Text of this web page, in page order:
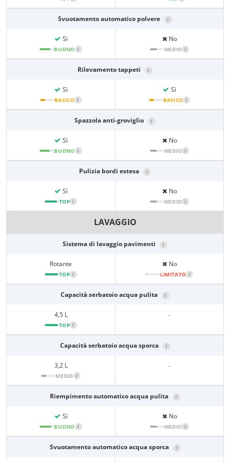
Svuotamento automatico polvere i
Sì
BUONO i
No
MEDIO i
Rilevamento tappeti i
Sì
BASICO i
Sì
BASICO i
Spazzola anti-groviglio i
Sì
BUONO i
No
MEDIO i
Pulizia bordi estesa i
Sì
TOP i
No
MEDIO i
LAVAGGIO
Sistema di lavaggio pavimenti i
Rotante
TOP i
No
LIMITATO i
Capacità serbatoio acqua pulita i
4,5 L
TOP i
-
Capacità serbatoio acqua sporca i
3,2 L
MEDIO i
-
Riempimento automatico acqua pulita i
Sì
BUONO i
No
MEDIO i
Svuotamento automatico acqua sporca i